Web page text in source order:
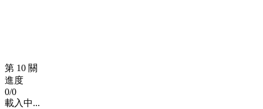
第 10 關
進度
0/0
載入中...